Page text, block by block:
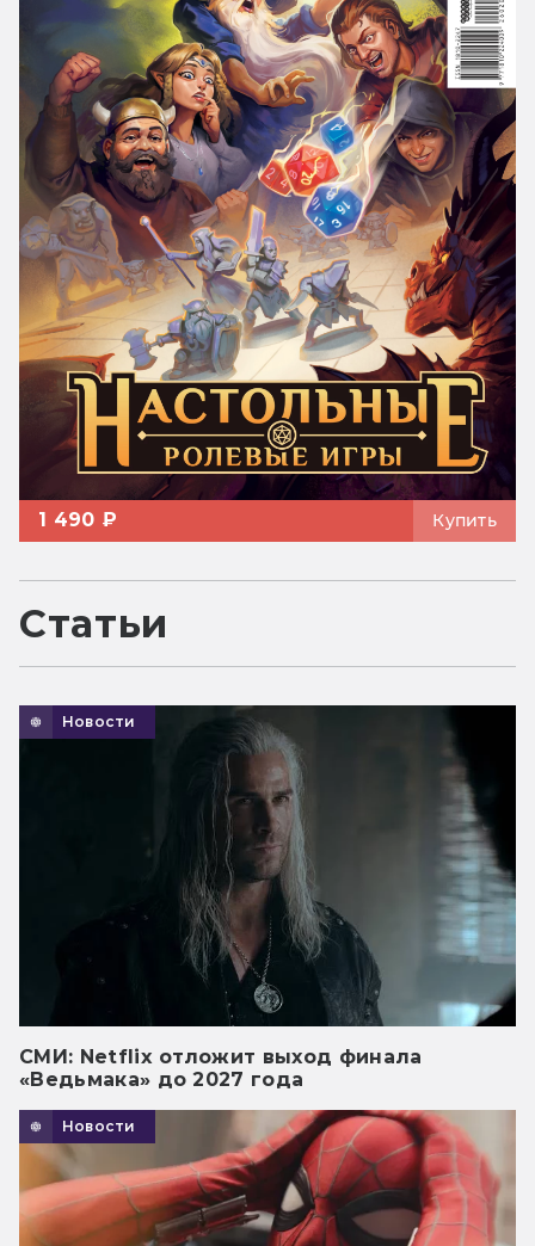
1 490 ₽ Купить
Статьи
Новости
СМИ: Netflix отложит выход финала
«Ведьмака» до 2027 года
Новости